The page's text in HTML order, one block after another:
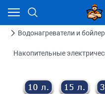
Водонагреватели и
Накопительные
Ваш город - Тюмень,
угадали?
ДА НЕТ